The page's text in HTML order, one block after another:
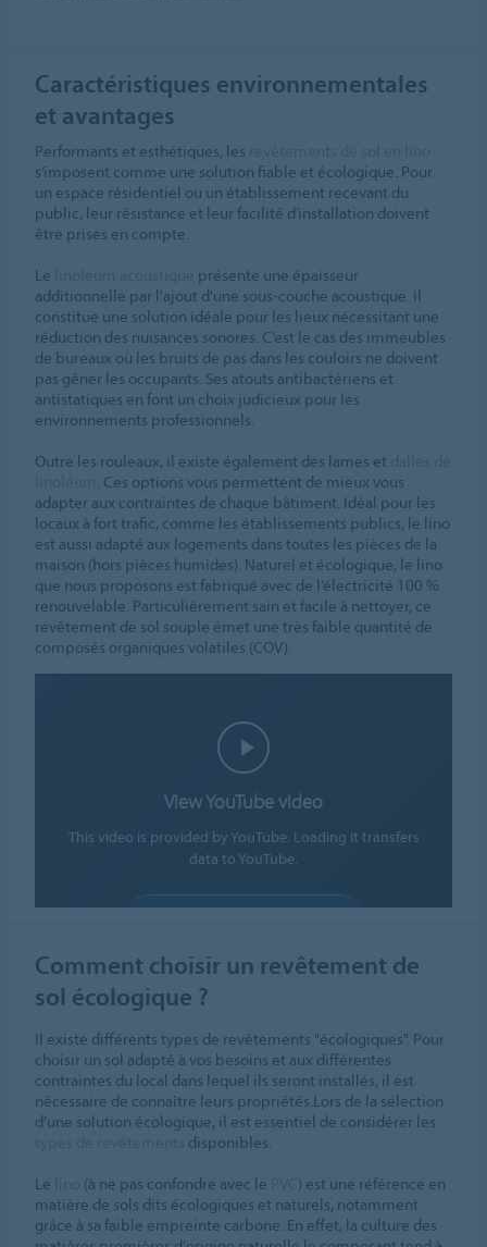
Caractéristiques environnementales
et avantages
Performants et esthétiques, les
s’imposent comme une solution fiable et écologique. Pour
un espace résidentiel ou un établissement recevant du
public, leur résistance et leur facilité d’installation doivent
être prises en compte.
Le
présente une épaisseur
additionnelle par l'ajout d'une sous-couche acoustique. Il
constitue une solution idéale pour les lieux nécessitant une
réduction des nuisances sonores. C’est le cas des immeubles
de bureaux où les bruits de pas dans les couloirs ne doivent
pas gêner les occupants. Ses atouts antibactériens et
antistatiques en font un choix judicieux pour les
environnements professionnels.
Outre les rouleaux, il existe également des lames et
. Ces options vous permettent de mieux vous
adapter aux contraintes de chaque bâtiment. Idéal pour les
locaux à fort trafic, comme les établissements publics, le lino
est aussi adapté aux logements dans toutes les pièces de la
maison (hors pièces humides). Naturel et écologique, le lino
que nous proposons est fabriqué avec de l’électricité 100 %
renouvelable. Particulièrement sain et facile à nettoyer, ce
revêtement de sol souple émet une très faible quantité de
composés organiques volatiles (COV).
View YouTube video
This video is provided by YouTube. Loading it transfers
data to YouTube.
Comment choisir un revêtement de
sol écologique ?
Il existe différents types de revêtements "écologiques". Pour
choisir un sol adapté à vos besoins et aux différentes
contraintes du local dans lequel ils seront installés, il est
nécessaire de connaître leurs propriétés.Lors de la sélection
d’une solution écologique, il est essentiel de considérer les
disponibles.
Le
(à ne pas confondre avec le
) est une référence en
matière de sols dits écologiques et naturels, notamment
grâce à sa faible empreinte carbone. En effet, la culture des